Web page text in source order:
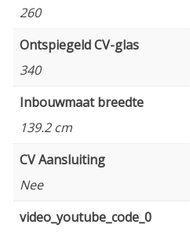
260
Ontspiegeld CV-glas
340
Inbouwmaat breedte
139.2 cm
CV Aansluiting
Nee
video_youtube_code_0